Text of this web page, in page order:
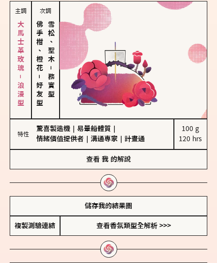
主調
大馬士革玫瑰－浪漫型
次調
佛手柑、橙花
－
好友型
雪松、聖木
－
務實型
特性
驚喜製造機 易暈船體質
情緒價值提供者
溝通專家 計畫通
100 g
120 hrs
查看 我 的解說
儲存我的結果圖
複製測驗連結 查看香氛類型全解析 >>>